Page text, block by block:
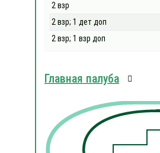
2 взр
2 взр; 1 дет доп
2 взр; 1 взр доп
Главная палуба